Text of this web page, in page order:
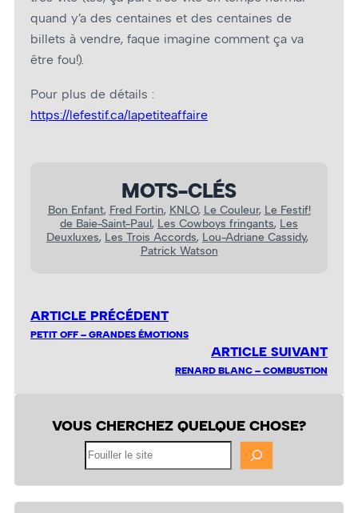
quand y’a des centaines et des centaines de
billets à vendre, faque imagine comment ça va
être fou!).
Pour plus de détails :
https://lefestif.ca/lapetiteaffaire
MOTS-CLÉS
Bon Enfant, Fred Fortin, KNLO, Le Couleur, Le Festif!
de Baie-Saint-Paul, Les Cowboys fringants, Les
Deuxluxes, Les Trois Accords, Lou-Adriane Cassidy
Patrick Watson
ARTICLE PRÉCÉDENT
PETIT OFF – GRANDES ÉMOTIONS
ARTICLE SUIVANT
RENARD BLANC – COMBUSTION
VOUS CHERCHEZ QUELQUE CHOSE?
Fouiller